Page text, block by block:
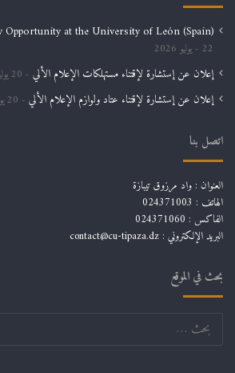
Opportunity at the University of León (Spain)
22 يوليو 2026
إعلان عن إستشارة لإقتناء مستهلكات الإعلام الألي 20 يوليو 2026
إعلان عن إستشارة لإقتناء عتاد ولوازم الإعلام الألي 20 يوليو 2026
اتصل بنا
العنوان : واد مرزوق تيبازة
الهاتف : 024371003
الفاكس : 024371060
البريد الإلكتروني : contact@cu-tipaza.dz
بحث في الموقع